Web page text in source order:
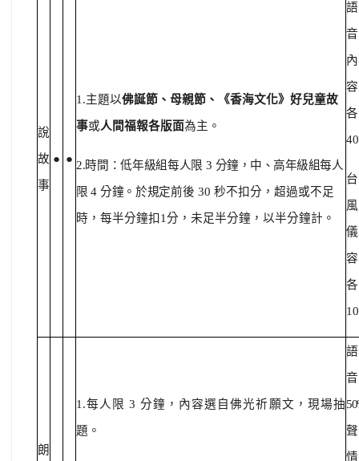
說
故
事
● ●
1.主題以佛誕節、母親節、《香海文化》好兒童故
事或人間福報各版面為主。
2.時間：低年級組每人限 3 分鐘，中、高年級組每人
限4分鐘。於規定前後 30 秒不扣分，超過或不足
時，每半分鐘扣1分，未足半分鐘，以半分鐘計。
語
內
容
各
台
儀
容
各
朗
1.每人限 3 分鐘，內容選自佛光祈願文，現場抽
題。
語
聲
情